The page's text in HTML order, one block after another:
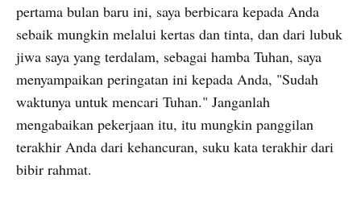
pertama bulan baru ini, saya berbicara kepada Anda
sebaik mungkin melalui kertas dan tinta, dan dari lubuk
jiwa saya yang terdalam, sebagai hamba Tuhan, saya
menyampaikan peringatan ini kepada Anda, "Sudah
waktunya untuk mencari Tuhan." Janganlah
mengabaikan pekerjaan itu, itu mungkin panggilan
terakhir Anda dari kehancuran, suku kata terakhir dari
bibir rahmat.